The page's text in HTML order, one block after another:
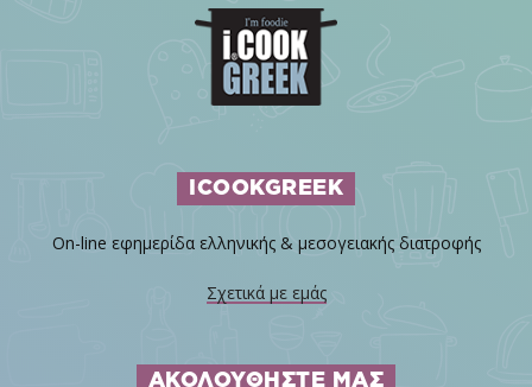
ICOOKGREEK
On-line εφημερίδα ελληνικής & μεσογειακής διατροφής
Σχετικά με εμάς
ΑΚΟΛΟΥΘΗΣΤΕ ΜΑΣ